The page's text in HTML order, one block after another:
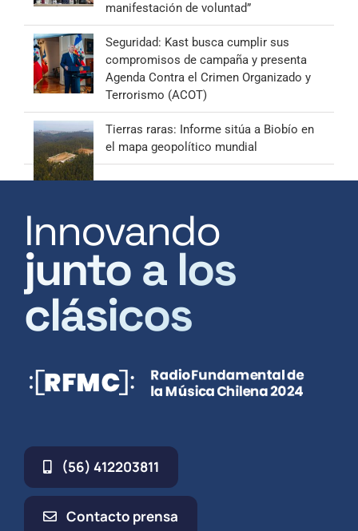
manifestación de voluntad”
Seguridad: Kast busca cumplir sus
compromisos de campaña y presenta
Agenda Contra el Crimen Organizado y
Terrorismo (ACOT)
Tierras raras: Informe sitúa a Biobío en
el mapa geopolítico mundial
Innovando
junto a los
clásicos
(56) 412203811
Contacto prensa